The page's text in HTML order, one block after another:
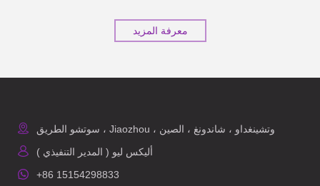
معرفة المزيد
سوتشو الطريق ، Jiaozhou ، وتشينغداو ، شاندونغ ، الصين
أليكس ليو ( المدير التنفيذي )
+86 15154298833